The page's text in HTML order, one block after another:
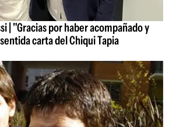
| "Gracias por haber acompañado y
carta del Chiqui Tapia